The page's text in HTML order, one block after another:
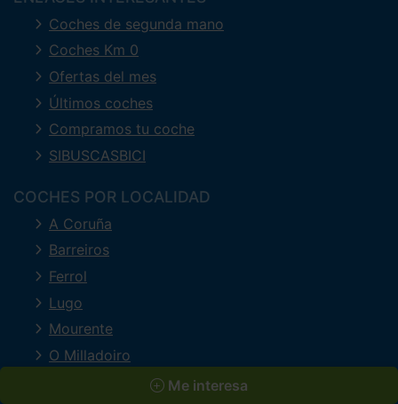
Me interesa
Coches de segunda mano
Coches Km 0
Ofertas del mes
Últimos coches
Compramos tu coche
SIBUSCASBICI
COCHES POR LOCALIDAD
A Coruña
Barreiros
Ferrol
Lugo
Mourente
O Milladoiro